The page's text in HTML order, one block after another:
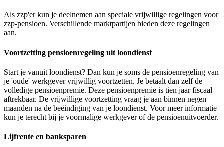
Als zzp'er kun je deelnemen aan speciale vrijwillige regelingen voor
zzp-pensioen. Verschillende marktpartijen bieden deze regelingen
aan.
Voortzetting pensioenregeling uit loondienst
Start je vanuit loondienst? Dan kun je soms de pensioenregeling van
je 'oude' werkgever vrijwillig voortzetten. Je betaalt dan zelf de
volledige pensioenpremie. Deze pensioenpremie is tien jaar fiscaal
aftrekbaar. De vrijwillige voortzetting vraag je aan binnen negen
maanden na de beëindiging van je loondienst. Voor meer informatie
kun je terecht bij je voormalige werkgever of de pensioenuitvoerder.
Lijfrente en banksparen